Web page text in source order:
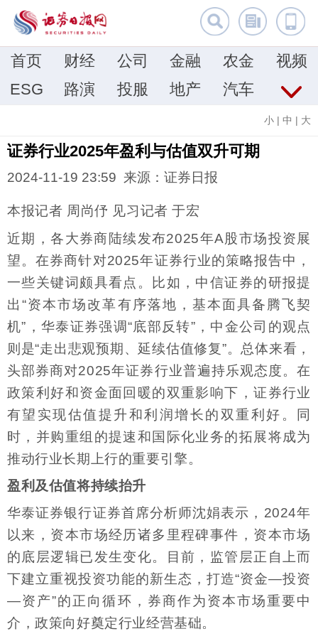
首页 财经 公司 金融 农金
视频
ESG
路演 投服 地产 汽车
小 | 中 | 大
证券行业2025年盈利与估值双升可期
2024-11-19 23:59 来源：证券日报
本报记者 周尚伃 见习记者 于宏
近期，各大券商陆续发布2025年A股市场投资展
望。在券商针对2025年证券行业的策略报告中，
一些关键词颇具看点。比如，中信证券的研报提
出“资本市场改革有序落地，基本面具备腾飞契
机”，华泰证券强调“底部反转”，中金公司的观点
则是“走出悲观预期、延续估值修复”。总体来看，
头部券商对2025年证券行业普遍持乐观态度。在
政策利好和资金面回暖的双重影响下，证券行业
有望实现估值提升和利润增长的双重利好。同
时，并购重组的提速和国际化业务的拓展将成为
推动行业长期上行的重要引擎。
盈利及估值将持续抬升
华泰证券银行证券首席分析师沈娟表示，2024年
以来，资本市场经历诸多里程碑事件，资本市场
的底层逻辑已发生变化。目前，监管层正自上而
下建立重视投资功能的新生态，打造“资金—投资
—资产”的正向循环，券商作为资本市场重要中
介，政策向好奠定行业经营基础。